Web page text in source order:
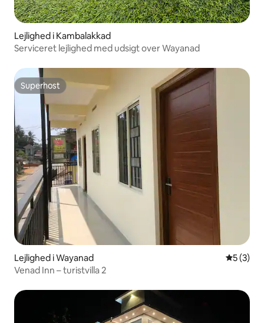
Lejlighed i Kambalakkad
Serviceret lejlighed med udsigt over Wayanad
Superhost
Superhost
Lejlighed i Wayanad 5 ud af 5
5 (3)
Venad Inn – turistvilla 2